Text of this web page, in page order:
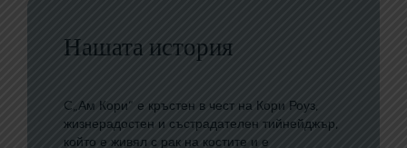
Нашата история
C„Ам Кори“ е кръстен в чест на Кори Роуз,
жизнерадостен и състрадателен тийнейджър,
който е живял с рак на костите и е